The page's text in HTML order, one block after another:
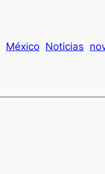
México Noticias